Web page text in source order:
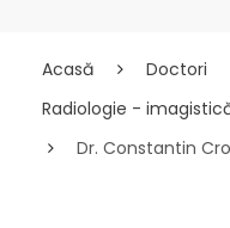
Acasă
Doctori
Radiologie -
Dr. Constantin